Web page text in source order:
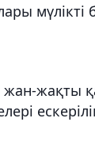
мүлікті
жақты